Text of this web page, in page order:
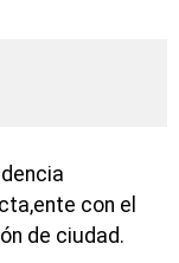
con el
de ciudad.